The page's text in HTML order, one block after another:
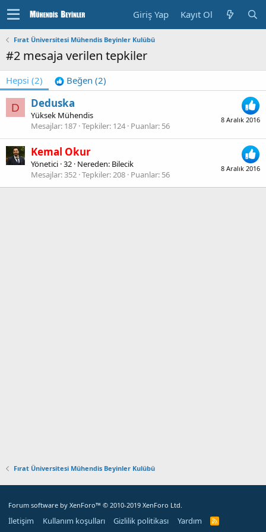
Giriş Yap Kayıt Ol
Fırat Üniversitesi Mühendis Beyinler Kulübü
#2 mesaja verilen tepkiler
Hepsi (2) Beğen (2)
D
8 Aralık 2016
Deduska
Yüksek Mühendis
Mesajlar 187 Tepkiler 124 Puanlar 56
8 Aralık 2016
Kemal Okur
Yönetici ·32 · Nereden: Bilecik
Mesajlar 352 Tepkiler 208 Puanlar 56
Fırat Üniversitesi Mühendis Beyinler Kulübü
Forum software by XenForo™ © 2010-2019 XenForo Ltd.
İletişim Kullanım koşulları Gizlilik politikası Yardım
R